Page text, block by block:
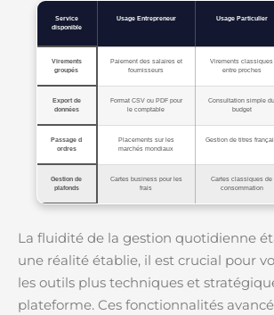
Service
disponible
Usage Entrepreneur Usage Particulier
Virements
groupés
Paiement des salaires et
fournisseurs
Virements classiques
entre proches
Export de
données
Format CSV ou PDF pour
le comptable
Consultation simple du
budget
Passage d
ordres
Placements sur les
marchés mondiaux
Gestion de titres
Gestion de
plafonds
Cartes business pour les
frais
Cartes classiques de
consommation
La fluidité de la gestion quotidienne
une réalité établie, il est crucial pour
les outils plus techniques et
plateforme. Ces fonctionnalités